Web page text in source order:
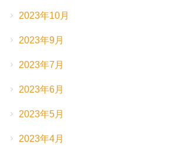
2023年10月
2023年9月
2023年7月
2023年6月
2023年5月
2023年4月